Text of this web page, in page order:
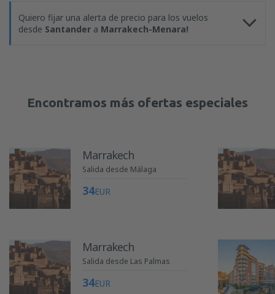
Quiero fijar una alerta de precio para los vuelos
desde Santander a Marrakech-Menara!
Encontramos más ofertas especiales
Marrakech
Salida desde Málaga
34EUR
Marrakech
Salida desde Las Palmas
34EUR